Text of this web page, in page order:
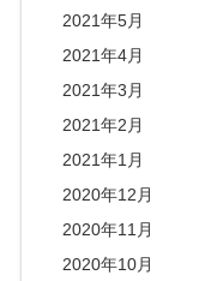
2021年5月
2021年4月
2021年3月
2021年2月
2021年1月
2020年12月
2020年11月
2020年10月